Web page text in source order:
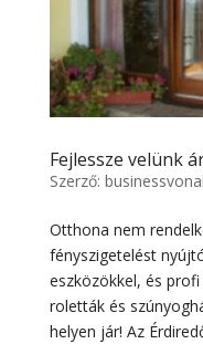
Fejlessze velünk
Szerző: businessvonal
Otthona nem
fényszigetelést
eszközökkel, és
roletták és
helyen jár! Az